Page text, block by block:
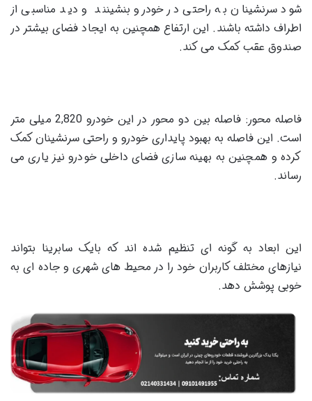
شود سرنشینان به راحتی در خودرو بنشینند و دید مناسبی از
اطراف داشته باشند. این ارتفاع همچنین به ایجاد فضای بیشتر در
صندوق عقب کمک می کند.
فاصله محور: فاصله بین دو محور در این خودرو 2,820 میلی متر
است. این فاصله به بهبود پایداری خودرو و راحتی سرنشینان کمک
کرده و همچنین به بهینه سازی فضای داخلی خودرو نیز یاری می
رساند.
این ابعاد به گونه ای تنظیم شده اند که بایک سابرینا بتواند
نیازهای مختلف کاربران خود را در محیط های شهری و جاده ای به
خوبی پوشش دهد.